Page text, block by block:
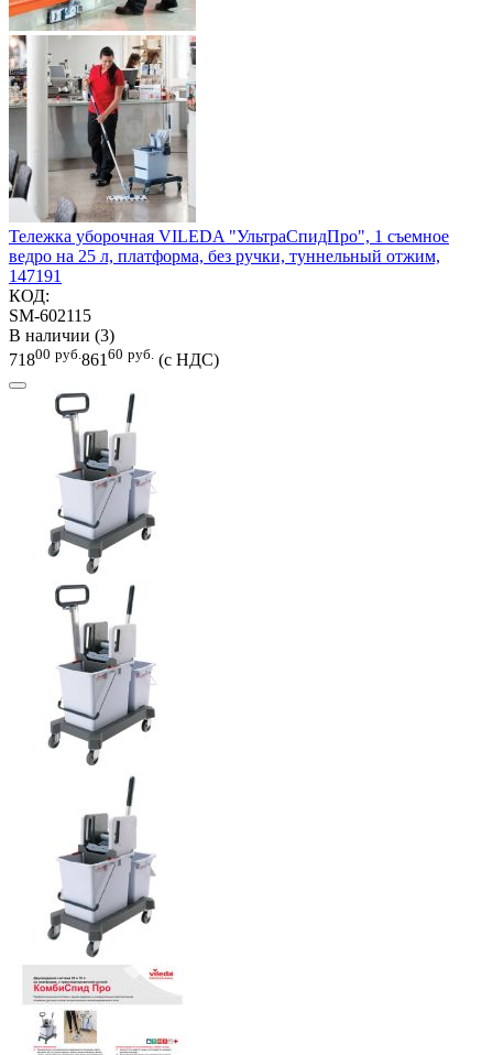
Тележка уборочная VILEDA "УльтраСпидПро", 1 съемное
ведро на 25 л, платформа, без ручки, туннельный отжим,
147191
КОД:
SM-602115
В наличии (3)
71800 руб. 861 60 руб. (с НДС)